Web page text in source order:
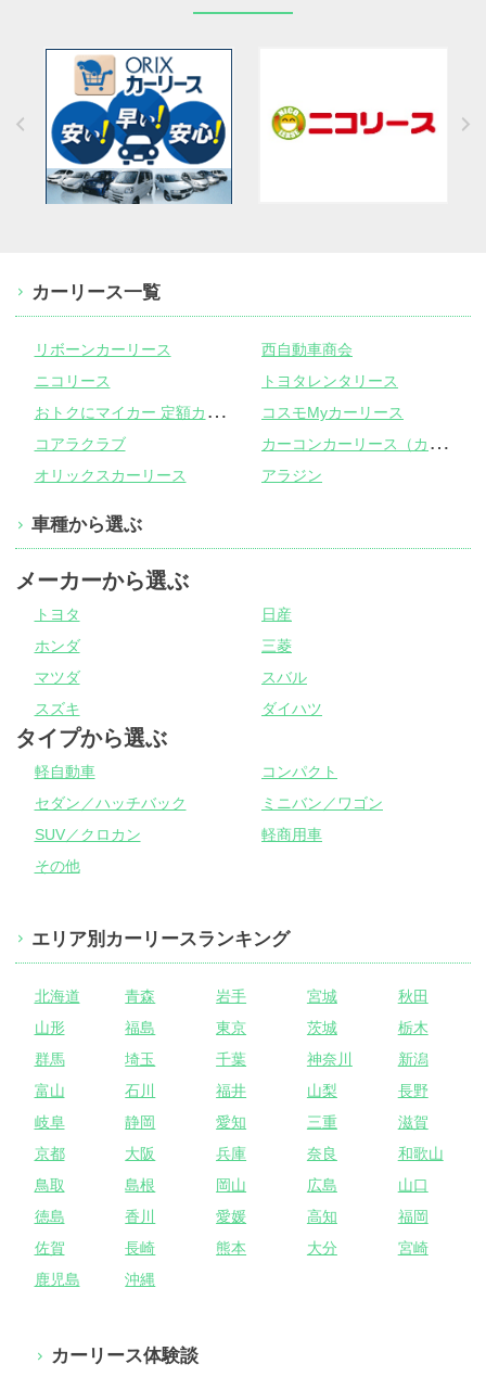
カーリース一覧
リボーンカーリース
西自動車商会
ニコリース
トヨタレンタリース
お
トクにマイカー 定額カルモくん
コスモMyカーリース
コアラクラブ
カ
ーコンカーリース（カーコンビニ倶楽部）
オリックスカーリース アラジン
車種から選ぶ
メーカーから選ぶ
トヨタ
日産
ホンダ
三菱
マツダ
スバル
スズキ
ダイハツ
タイプから選ぶ
軽自動車
コンパクト
セダン／ハッチバック
ミニバン／ワゴン
SUV／クロカン
軽商用車
その他
エリア別カーリースランキング
北海道 青森 岩手 宮城
秋田
山形
福島 東京 茨城
栃木
群馬
埼玉 千葉 神奈川
新潟
富山
石川 福井 山梨
長野
岐阜
静岡 愛知 三重
滋賀
京都
大阪 兵庫 奈良
和歌山
鳥取
島根 岡山 広島
山口
徳島
香川 愛媛 高知
福岡
佐賀
長崎 熊本 大分
宮崎
鹿児島
沖縄
カーリース体験談